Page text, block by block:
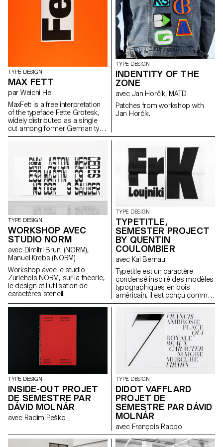
TYPE DESIGN
MAX FETT
par Weichi He
MaxFett is a free interpretation
of the typeface Fette Grotesk,
widely distributed as a single
cut among former German type
foundries under different
Steinschrift, Zeitung-
Grotesque, Ganz fette
Groteske. This interpretation of
the source by Herrlinger &
Schmidt from 1881 is taking a
contemporary approach on
heavy squarish grotesks.
TYPE DESIGN
INDENTITY OF THE
ZONE
avec Jan Horčík, MATD
Patches from workshop with
Jan Horčík.
TYPE DESIGN
WORKSHOP AVEC
STUDIO NORM
avec Dimitri Bruni (NORM),
Manuel Krebs (NORM)
Workshop avec le studio
Zurichois NORM, sur la theorie,
le design et l'utilisation de
caractères stencil.
TYPE DESIGN
TYPETITLE,
SEMESTER PROJECT
BY QUENTIN
COULOMBIER
avec Kai Bernau
Typetitle est un caractère
condensé inspiré des modèles
typographiques en bois
américain. Il est conçu comme
caractère de titre de journal.
TYPE DESIGN
INSIDE-OUT PROJET
DE SEMESTRE PAR
DÁVID MOLNÁR
avec Radim Peško
TYPE DESIGN
DIDOT VAFFLARD
PROJET DE
SEMESTRE PAR DÁVID
MOLNÁR
avec François Rappo